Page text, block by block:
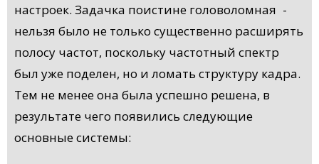
настроек. Задачка поистине головоломная -
нельзя было не только существенно расширять
полосу частот, поскольку частотный спектр
был уже поделен, но и ломать структуру кадра.
Тем не менее она была успешно решена, в
результате чего появились следующие
основные системы: